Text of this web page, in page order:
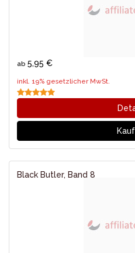
ab 5,95 €
inkl. 19% gesetzlicher MwSt.
Black Butler, Band 8